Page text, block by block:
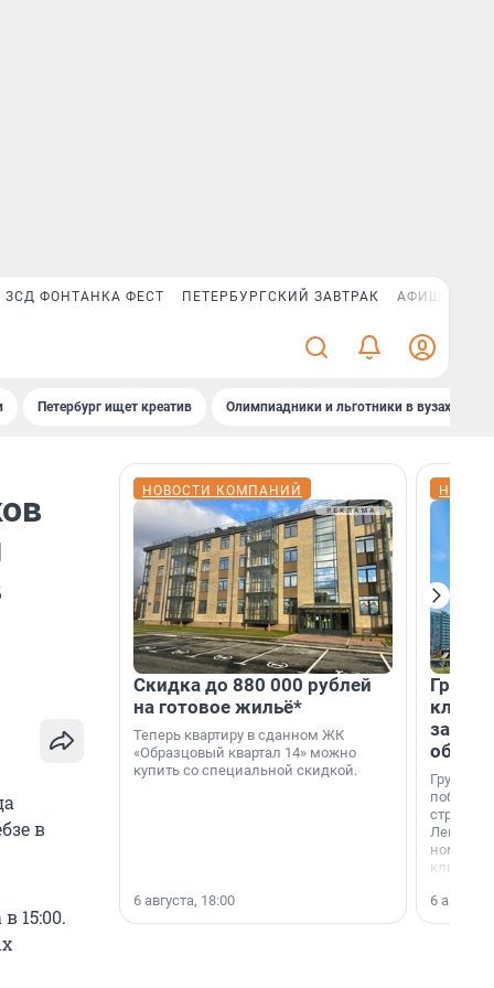
ЗСД ФОНТАНКА ФЕСТ ПЕТЕРБУРГСКИЙ ЗАВТРАК АФИША PLUS
Петербург ищет креатив Олимпиадники и льготники в вузах СПб
в
15:00.
НОВОСТИ КОМПАНИЙ
Скидка до 880 000 рублей
на готовое жильё*
Теперь квартиру в сданном ЖК
«Образцовый квартал 14» можно
купить со специальной скидкой.
6 августа, 18:00
Группа
области».
6